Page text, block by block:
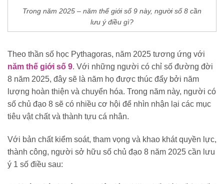
Trong năm 2025 – năm thế giới số 9 này, người số 8 cần
lưu ý điều gì?
Theo thần số học Pythagoras, năm 2025 tương ứng với
năm thế giới số 9. Với những người có chỉ số đường đời
8 năm 2025, đây sẽ là năm họ được thúc đẩy bởi năm
lượng hoàn thiện và chuyển hóa. Trong năm này, người có
số chủ đạo 8 sẽ có nhiều cơ hội để nhìn nhận lại các mục
tiêu vật chất và thành tựu cá nhân.
Với bản chất kiểm soát, tham vọng và khao khát quyền lực,
thành công, người sở hữu số chủ đạo 8 năm 2025 cần lưu
ý 1 số điều sau: